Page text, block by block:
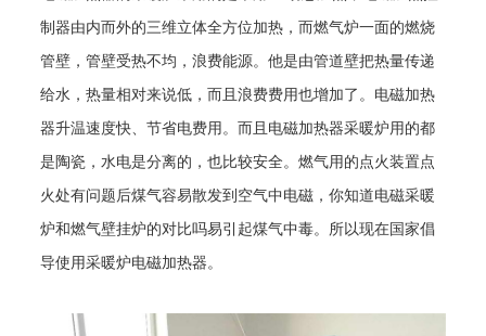
制器由内而外的三维立体全方位加热，而燃气炉一面的燃烧
管壁，管壁受热不均，浪费能源。他是由管道壁把热量传递
给水，热量相对来说低，而且浪费费用也增加了。电磁加热
器升温速度快、节省电费用。而且电磁加热器采暖炉用的都
是陶瓷，水电是分离的，也比较安全。燃气用的点火装置点
火处有问题后煤气容易散发到空气中电磁，你知道电磁采暖
炉和燃气壁挂炉的对比吗易引起煤气中毒。所以现在国家倡
导使用采暖炉电磁加热器。